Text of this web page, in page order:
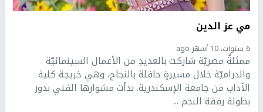
مي عز الدين
6 سنوات، 10 أشهر ago
ممثلةٌ مصريّة شاركت بالعديدِ من الأعمال السينمائيّة
والدراميّة خلال مسيرةٍ حافلة بالنجاح، وهي خريجة كلية
الآداب من جامعة الإسكندرية. بدأت مشوارها الفني بدور
بطولة رفقة النجم ...